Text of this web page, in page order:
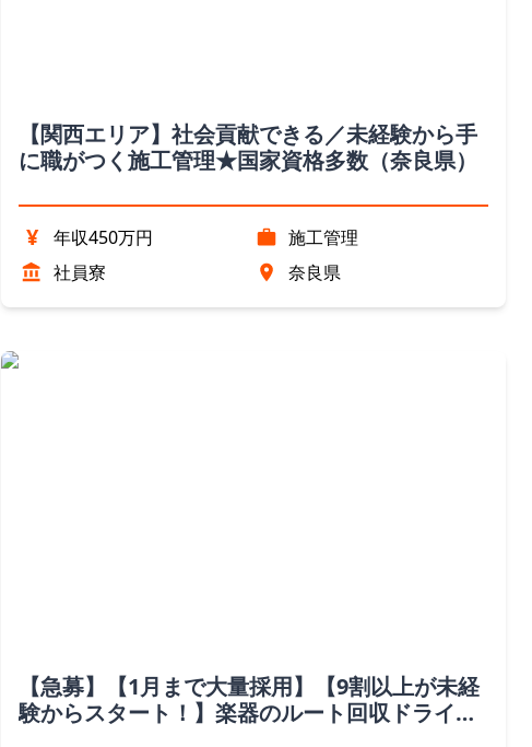
【関西エリア】社会貢献できる／未経験から手
に職がつく施工管理★国家資格多数（奈良県）
¥ 年収450万円
施工管理
社員寮
奈良県
【急募】【1月まで大量採用】【9割以上が未経
験からスタート！】楽器のルート回収ドライバ